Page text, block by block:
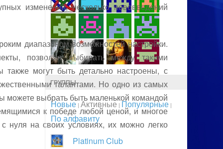
изменений, несколько нововведений
диапазоном возможностей настройки.
позволяя выбирать между такими
также могут быть детально настроены, с
талантами. Но одно из самых
выбрать быть маленькой командой
к победе любой ценой, и многое
нуля на своих условиях, их можно легко
ГРУППЫ
Новые | Активные | Популярные |
По алфавиту
Platinum Club